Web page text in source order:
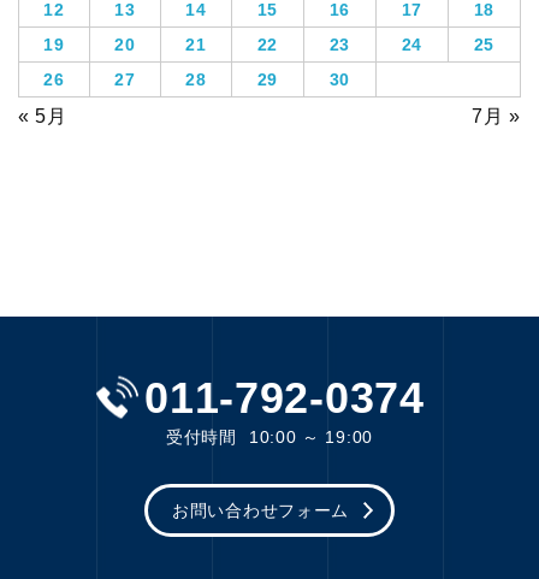
12
13 14 15 16 17
18
19
20 21 22 23 24
25
26
27 28 29 30
« 5月 7月 »
011-792-0374
受付時間 10:00 ～ 19:00
お問い合わせフォーム